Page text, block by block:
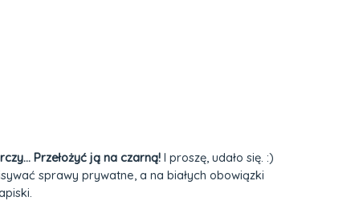
Przełożyć ją na czarną! I proszę, udało się. :)
sprawy prywatne, a na białych obowiązki